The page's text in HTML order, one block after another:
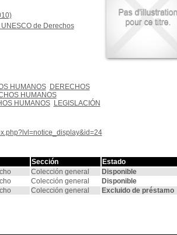
de Derechos
HUMANOS
DERECHOS
HUMANOS
HUMANOS
LEGISLACIÓN
Sección
Estado
Colección general
Disponible
Colección general
Disponible
Colección general Excluido de préstamo